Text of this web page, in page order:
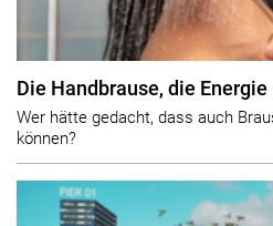
Die Handbrause, die
Wer hätte gedacht, dass auch
können?